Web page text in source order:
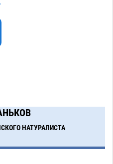
Спартакиаде
невестка изрешетила
НАТУРАЛИСТА